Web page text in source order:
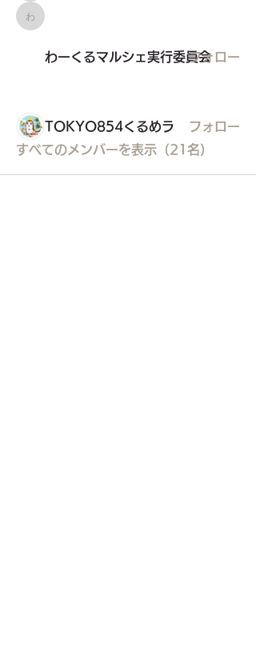
わーくるマルシェ実行委員会
わーくるマルシェ実行委員会フォロー
TOKYO854くるめラ
フォロー
すべてのメンバーを表示（21名）